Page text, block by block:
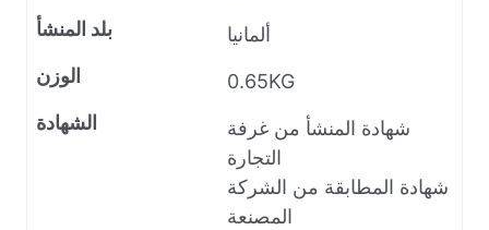
بلد المنشأ
ألمانيا
الوزن
0.65KG
الشهادة
شهادة المنشأ من غرفة
التجارة
شهادة المطابقة من الشركة
المصنعة